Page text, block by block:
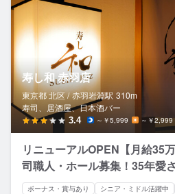
寿し和 赤羽店
東京都 北区 / 赤羽岩淵駅 310m
寿司、居酒屋、日本酒バー
3.4 ～￥5,999 ～￥2,999
リニューアルOPEN【月給35
司職人・ホール募集！35年愛
ボーナス・賞与あり シニア・ミドル活躍中